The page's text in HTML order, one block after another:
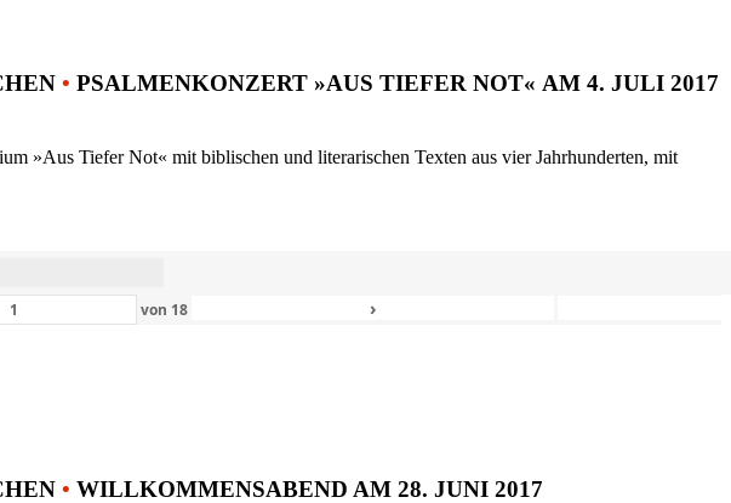
• PSALMENKONZERT »AUS TIEFER NOT« AM 4. JULI 2017
»Aus Tiefer Not« mit biblischen und literarischen Texten aus vier Jahrhunderten, mit
von 18 ›
• WILLKOMMENSABEND AM 28. JUNI 2017